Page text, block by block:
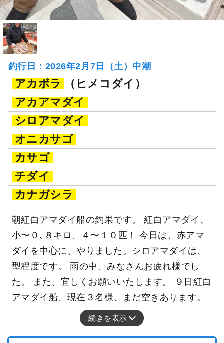
釣行日：2026年2月7日（土）中潮
アカボラ
（ヒメコダイ）
アカアマダイ
シロアマダイ
オニカサゴ
カサゴ
チダイ
カナガシラ
朝紅白アマダイ船の釣果です。 紅白アマダイ、
小〜０､８キロ、４〜１０匹！ 今日は、赤アマ
ダイを中心に、やりました。シロアマダイは、
型程度です。 雨の中、みなさんお疲れ様でし
た。 また、宜しくお願いいたします。 ９日紅白
アマダイ船、現在３名様、まだ空きあります。
続きを表示